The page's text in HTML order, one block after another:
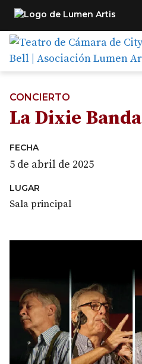
Saltar
contenido
CONCIERTO
La Dixie Banda
FECHA
5 de abril de 2025
LUGAR
Sala principal